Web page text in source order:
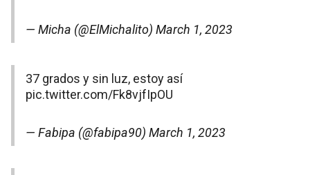
— Micha (@ElMichalito) March 1, 2023
37 grados y sin luz, estoy así
pic.twitter.com/Fk8vjfIpOU
— Fabipa (@fabipa90) March 1, 2023